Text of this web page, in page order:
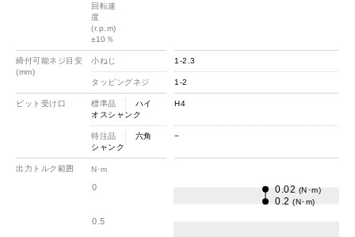
回転速
度
(r.p.m)
±10％
締付可能ネジ目安
(mm)
小ねじ
タッピングネジ
ビット受け口 標準品
ハイ
オスシャンク
特注品
六角
シャンク
出力トルク範囲
0
0.5
N･m
1-2.3
1-2
H4
−
0.02 (N･m)
0.2 (N･m)